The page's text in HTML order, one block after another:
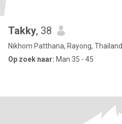
Takky, 38
Nikhom Patthana, Rayong, Thailand
Op zoek naar: Man 35 - 45